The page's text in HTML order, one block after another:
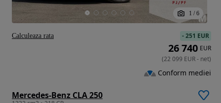
1 / 6
Mercedes-Benz CLA 250
-251 EUR
26 740 EUR
(22 099 EUR- net)
Conform mediei
Calculeaza rata